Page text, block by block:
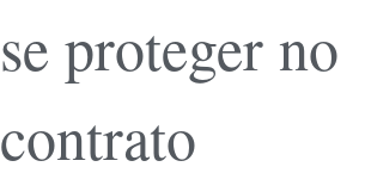
se proteger no
contrato